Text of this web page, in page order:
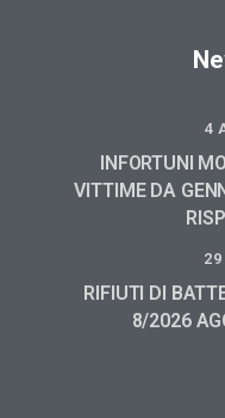
4
INFORTUNI
VITTIME DA
RIFIUTI DI
8/2026